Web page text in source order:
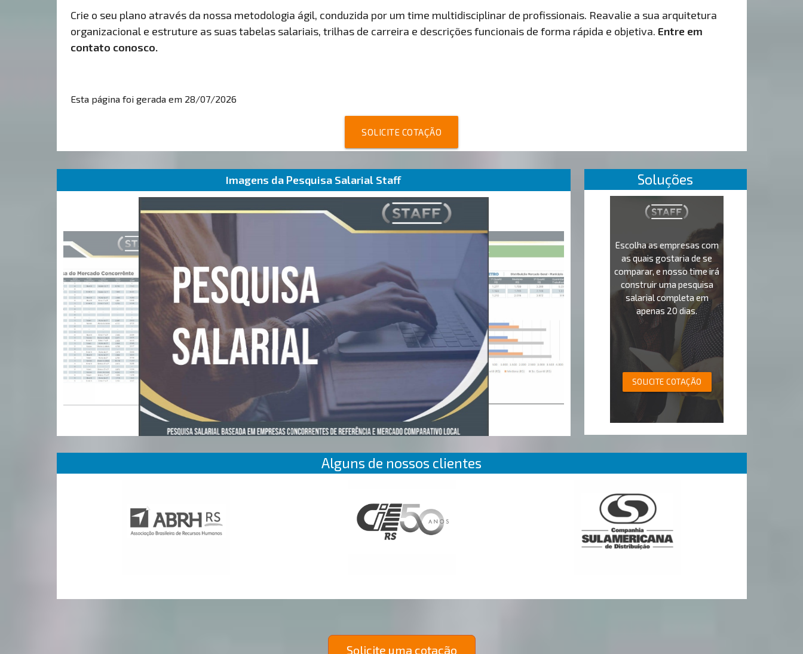
Crie o seu plano através da nossa metodologia ágil, conduzida por um time multidisciplinar de profissionais. Reavalie a sua arquitetura
organizacional e estruture as suas tabelas salariais, trilhas de carreira e descrições funcionais de forma rápida e objetiva. Entre em
contato conosco.
Esta página foi gerada em 28/07/2026
SOLICITE COTAÇÃO
Imagens da Pesquisa Salarial Staff Soluções
Escolha as empresas com
as quais gostaria de se
comparar, e nosso time irá
construir uma pesquisa
salarial completa em
apenas 20 dias.
SOLICITE COTAÇÃO
Alguns de nossos clientes
Solicite uma cotação